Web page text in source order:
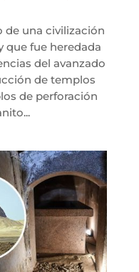
de una civilización
que fue heredada
del avanzado
de templos
de perforación